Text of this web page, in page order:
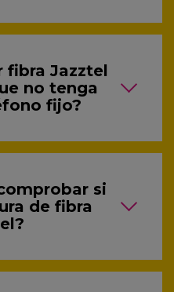
fibra Jazztel
no tenga
fijo?
si
de fibra